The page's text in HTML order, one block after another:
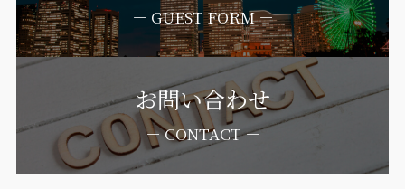
－ GUEST FORM －
お問い合わせ
－ CONTACT －